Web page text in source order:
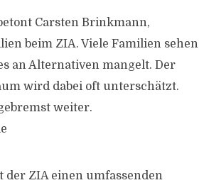
Carsten Brinkmann,
beim ZIA. Viele Familien sehen
an Alternativen mangelt. Der
wird dabei oft unterschätzt.
weiter.
ZIA einen umfassenden